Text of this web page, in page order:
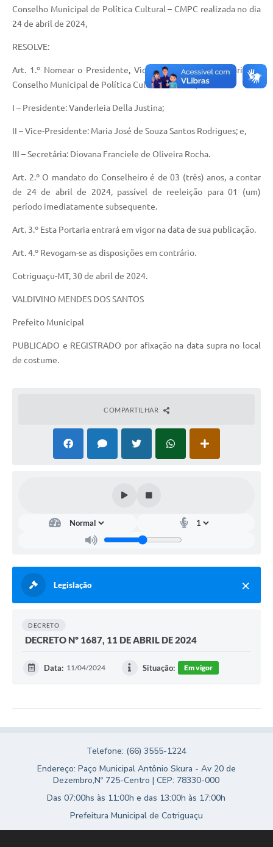
Jornal
Conselho Municipal de Política Cultural – CMPC realizada no dia
24 de abril de 2024,
RESOLVE:
Art. 1.º Nomear o Presidente, Vice-Presidente e Secretário do
Conselho Municipal de Política Cultural – CMPC;
I – Presidente: Vanderleia Della Justina;
II – Vice-Presidente: Maria José de Souza Santos Rodrigues; e,
III – Secretária: Diovana Franciele de Oliveira Rocha.
Art. 2.º O mandato do Conselheiro é de 03 (três) anos, a contar
de 24 de abril de 2024, passível de reeleição para 01 (um)
período imediatamente subsequente.
Art. 3.º Esta Portaria entrará em vigor na data de sua publicação.
Art. 4.º Revogam-se as disposições em contrário.
Cotriguaçu-MT, 30 de abril de 2024.
VALDIVINO MENDES DOS SANTOS
Prefeito Municipal
PUBLICADO e REGISTRADO por afixação na data supra no local
de costume.
COMPARTILHAR
Legislação
DECRETO
DECRETO Nº 1687, 11 DE ABRIL DE 2024
Data: 11/04/2024 Situação: Em vigor
Telefone: (66) 3555-1224
Endereço: Paço Municipal Antônio Skura - Av 20 de
Dezembro,Nº 725-Centro | CEP: 78330-000
Das 07:00hs às 11:00h e das 13:00h às 17:00h
Prefeitura Municipal de Cotriguaçu